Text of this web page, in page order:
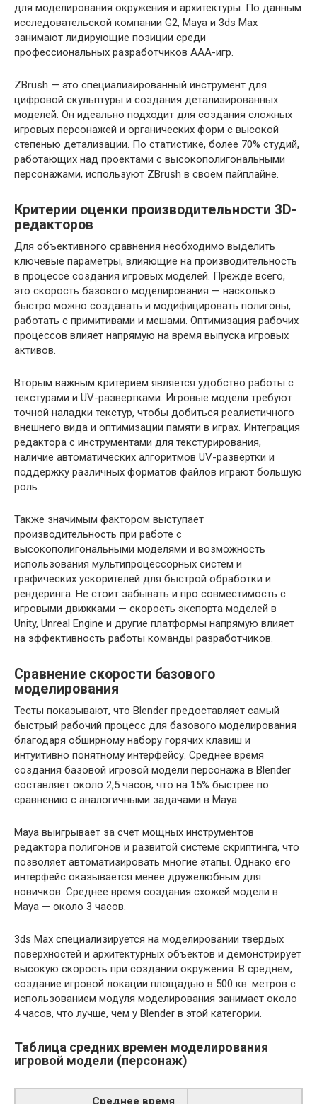
для моделирования окружения и архитектуры. По данным
исследовательской компании G2, Maya и 3ds Max
занимают лидирующие позиции среди
профессиональных разработчиков AAA-игр.
ZBrush — это специализированный инструмент для
цифровой скульптуры и создания детализированных
моделей. Он идеально подходит для создания сложных
игровых персонажей и органических форм с высокой
степенью детализации. По статистике, более 70% студий,
работающих над проектами с высокополигональными
персонажами, используют ZBrush в своем пайплайне.
Критерии оценки производительности 3D-
редакторов
Для объективного сравнения необходимо выделить
ключевые параметры, влияющие на производительность
в процессе создания игровых моделей. Прежде всего,
это скорость базового моделирования — насколько
быстро можно создавать и модифицировать полигоны,
работать с примитивами и мешами. Оптимизация рабочих
процессов влияет напрямую на время выпуска игровых
активов.
Вторым важным критерием является удобство работы с
текстурами и UV-развертками. Игровые модели требуют
точной наладки текстур, чтобы добиться реалистичного
внешнего вида и оптимизации памяти в играх. Интеграция
редактора с инструментами для текстурирования,
наличие автоматических алгоритмов UV-развертки и
поддержку различных форматов файлов играют большую
роль.
Также значимым фактором выступает
производительность при работе с
высокополигональными моделями и возможность
использования мультипроцессорных систем и
графических ускорителей для быстрой обработки и
рендеринга. Не стоит забывать и про совместимость с
игровыми движками — скорость экспорта моделей в
Unity, Unreal Engine и другие платформы напрямую влияет
на эффективность работы команды разработчиков.
Сравнение скорости базового
моделирования
Тесты показывают, что Blender предоставляет самый
быстрый рабочий процесс для базового моделирования
благодаря обширному набору горячих клавиш и
интуитивно понятному интерфейсу. Среднее время
создания базовой игровой модели персонажа в Blender
составляет около 2,5 часов, что на 15% быстрее по
сравнению с аналогичными задачами в Maya.
Maya выигрывает за счет мощных инструментов
редактора полигонов и развитой системе скриптинга, что
позволяет автоматизировать многие этапы. Однако его
интерфейс оказывается менее дружелюбным для
новичков. Среднее время создания схожей модели в
Maya — около 3 часов.
3ds Max специализируется на моделировании твердых
поверхностей и архитектурных объектов и демонстрирует
высокую скорость при создании окружения. В среднем,
создание игровой локации площадью в 500 кв. метров с
использованием модуля моделирования занимает около
4 часов, что лучше, чем у Blender в этой категории.
Таблица средних времен моделирования
игровой модели (персонаж)
Среднее время